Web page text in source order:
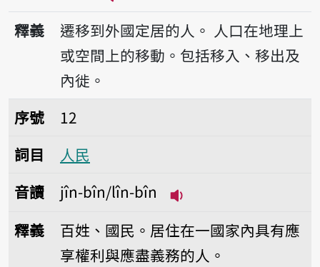
播放音讀î-bîn
釋義 遷移到外國定居的人。 人口在地理上
或空間上的移動。包括移入、移出及
內徙。
序號12人民
序號
12
詞目
人民
音讀
jîn-bîn/lîn-bîn
釋義
百姓、國民。居住在一國家內具有應
享權利與應盡義務的人。